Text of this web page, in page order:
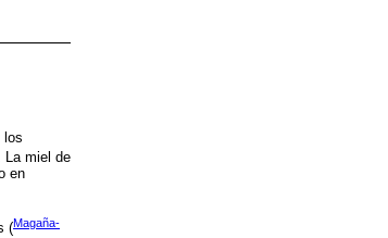
los
La miel de
en
(Magaña-